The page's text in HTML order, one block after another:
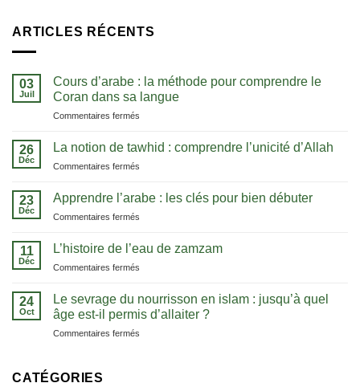
ARTICLES RÉCENTS
03
Juil
Cours d’arabe : la méthode pour comprendre le
Coran dans sa langue
Commentaires fermés
d’arabe
pour
dans
26
Déc
La notion de tawhid : comprendre l’unicité d’Allah
Commentaires fermés
notion
comprendre
23
Déc
Apprendre l’arabe : les clés pour bien débuter
Commentaires fermés
l’arabe
pour
bien
11
Déc
L’histoire de l’eau de zamzam
Commentaires fermés
l’eau
de
24
Oct
Le sevrage du nourrisson en islam : jusqu’à quel
âge est-il permis d’allaiter ?
Commentaires fermés
CATÉGORIES